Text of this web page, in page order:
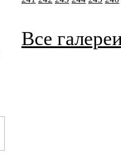
Все